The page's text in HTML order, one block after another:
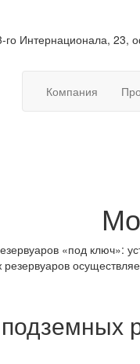
го Интернационала, 23,
Компания
«под ключ»: